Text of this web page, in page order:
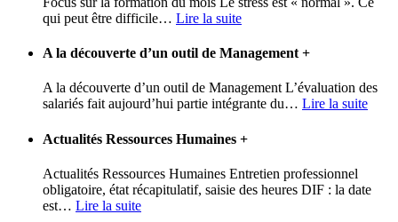
qui peut être difficile… Lire la suite
A la découverte d’un outil de Management +
A la découverte d’un outil de Management L’évaluation des
salariés fait aujourd’hui partie intégrante du… Lire la suite
Actualités Ressources Humaines +
Actualités Ressources Humaines Entretien professionnel
obligatoire, état récapitulatif, saisie des heures DIF : la date
est… Lire la suite